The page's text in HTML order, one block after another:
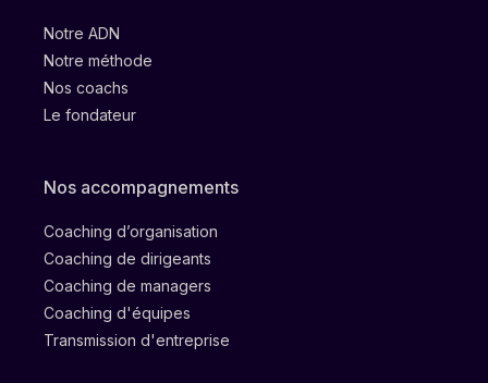
Notre ADN
Notre méthode
Nos coachs
Le fondateur
Nos accompagnements
Coaching d’organisation
Coaching de dirigeants
Coaching de managers
Coaching d'équipes
Transmission d'entreprise